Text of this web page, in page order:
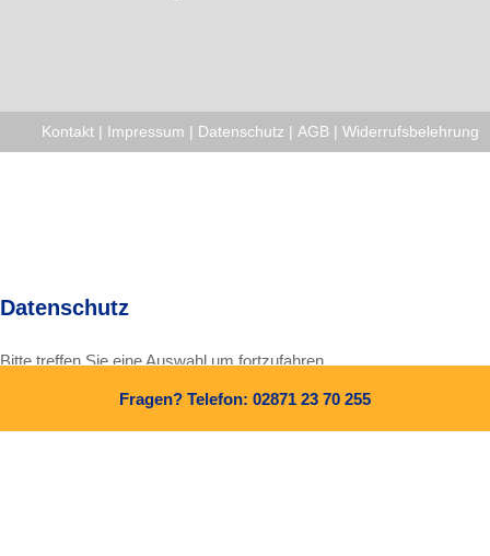
Kontakt | Impressum | Datenschutz | AGB | Widerrufsbelehrung
Fragen? Telefon: 02871 23 70 255
Datenschutz
Bitte treffen Sie eine Auswahl um fortzufahren.
Alle Cookies und Skripte zulassen